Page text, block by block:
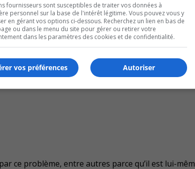
ce problème, entre autres parce qu’il est lui-
fournisseurs sont susceptibles de traiter vos données à
personnel sur la base de l'intérêt légitime. Vous pouvez vous y
en gérant vos options ci-dessous. Recherchez un lien en bas de
ou dans le menu du site pour gérer ou retirer votre
dans les paramètres des cookies et de confidentialité.
Autoriser
vos préférences